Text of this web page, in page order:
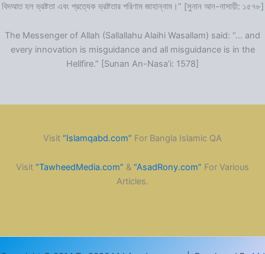
বিদআত হল ভ্রষ্টতা এবং প্রত্যেক ভ্রষ্টতার পরিণাম জাহান্নাম।” [সুনান আন-নাসায়ী: ১৫৭৮]
The Messenger of Allah (Sallallahu Alaihi Wasallam) said: “… and
every innovation is misguidance and all misguidance is in the
Hellfire.” [Sunan An-Nasa’i: 1578]
Visit “Islamqabd.com” For Bangla Islamic QA
Visit “TawheedMedia.com” & “AsadRony.com” For Various
Articles.